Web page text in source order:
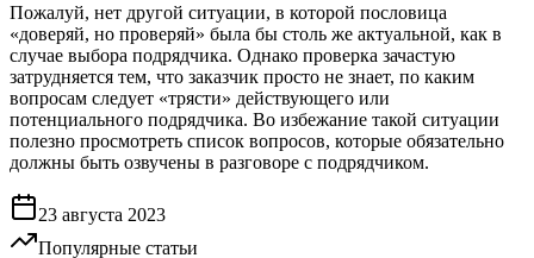
Пожалуй, нет другой ситуации, в которой пословица
«доверяй, но проверяй» была бы столь же актуальной, как в
случае выбора подрядчика. Однако проверка зачастую
затрудняется тем, что заказчик просто не знает, по каким
вопросам следует «трясти» действующего или
потенциального подрядчика. Во избежание такой ситуации
полезно просмотреть список вопросов, которые обязательно
должны быть озвучены в разговоре с подрядчиком.
23 августа 2023
Популярные статьи